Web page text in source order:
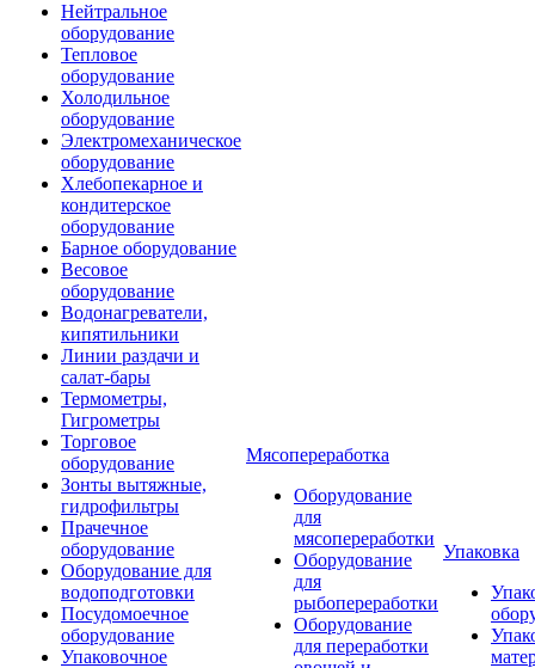
Нейтральное
оборудование
Тепловое
оборудование
Холодильное
оборудование
Электромеханическое
оборудование
Хлебопекарное и
кондитерское
оборудование
Барное оборудование
Весовое
оборудование
Водонагреватели,
кипятильники
Линии раздачи и
салат-бары
Термометры,
Гигрометры
Торговое
оборудование
Зонты вытяжные,
гидрофильтры
Прачечное
оборудование
Оборудование для
водоподготовки
Посудомоечное
оборудование
Упаковочное
Мясопереработка
Оборудование
для
мясопереработки
Оборудование
для
рыбопереработки
Оборудование
для переработки
Упаковка